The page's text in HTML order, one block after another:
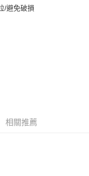
業銀行
付方式。 讓您購物簡單
/避免破損
相關推薦